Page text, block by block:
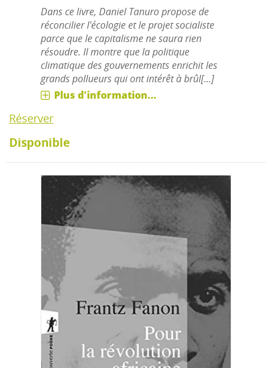
Dans ce livre, Daniel Tanuro propose de
réconcilier l'écologie et le projet socialiste
parce que le capitalisme ne saura rien
résoudre. II montre que la politique
climatique des gouvernements enrichit les
grands pollueurs qui ont intérêt à brûl[...]
Plus d'information...
Réserver
Disponible